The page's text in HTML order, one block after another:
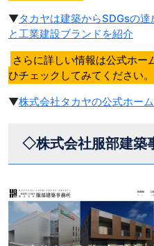
▼タカヤは建築からSDGsの
と工業建設ブランドを紹介
さらに詳しい情報は公式ホー
ひチェックしてみてください。
▼株式会社タカヤの公式ホー
◇株式会社服部建築